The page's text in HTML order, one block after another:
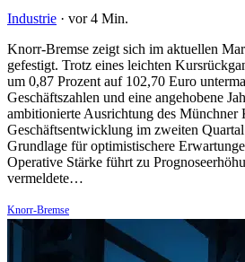
Industrie · vor 4 Min.
Knorr-Bremse zeigt sich im aktuellen
gefestigt. Trotz eines leichten
um 0,87 Prozent auf 102,70 Euro
Geschäftszahlen und eine angehobene
ambitionierte Ausrichtung des Münchner
Geschäftsentwicklung im zweiten
Grundlage für optimistischere
Operative Stärke führt zu
vermeldete…
Knorr-Bremse